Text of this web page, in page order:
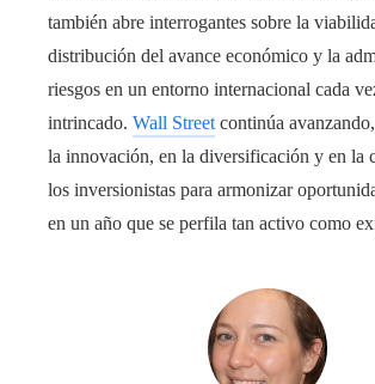
también abre interrogantes sobre la
distribución del avance económico y la
riesgos en un entorno internacional cada
intrincado. Wall Street continúa
la innovación, en la diversificación y en la
los inversionistas para armonizar
en un año que se perfila tan activo como